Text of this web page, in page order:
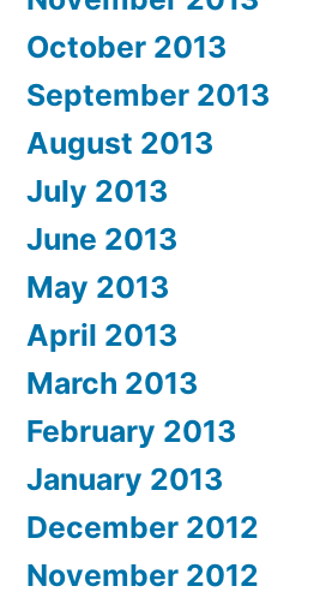
October 2013
September 2013
August 2013
July 2013
June 2013
May 2013
April 2013
March 2013
February 2013
January 2013
December 2012
November 2012